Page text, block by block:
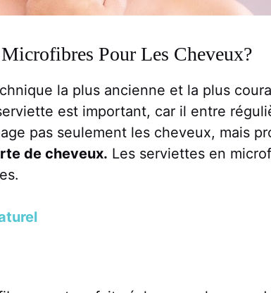
Pour Les Cheveux?
la plus ancienne et la plus
est important, car il entre
pas seulement les cheveux, mais
de cheveux. Les serviettes en